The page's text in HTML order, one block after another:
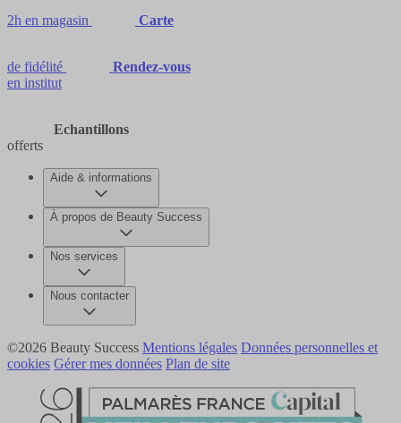
2h en magasin Carte
de fidélité
Rendez-vous
en institut
Echantillons
offerts
Aide & informations
À propos de Beauty Success
Nos services
Nous contacter
©2026 Beauty Success Mentions légales Données personnelles et
cookies Gérer mes données Plan de site